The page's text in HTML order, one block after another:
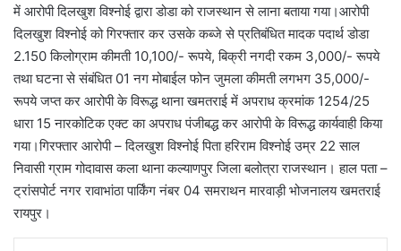
में आरोपी दिलखुश विश्नोई द्वारा डोडा को राजस्थान से लाना बताया गया।आरोपी
दिलखुश विश्नोई को गिरफ्तार कर उसके कब्जे से प्रतिबंधित मादक पदार्थ डोडा
2.150 किलोग्राम कीमती 10,100/- रूपये, बिक्री नगदी रकम 3,000/- रूपये
तथा घटना से संबंधित 01 नग मोबाईल फोन जुमला कीमती लगभग 35,000/-
रूपये जप्त कर आरोपी के विरूद्ध थाना खमतराई में अपराध क्रमांक 1254/25
धारा 15 नारकोटिक एक्ट का अपराध पंजीबद्ध कर आरोपी के विरूद्ध कार्यवाही किया
गया।गिरफ्तार आरोपी – दिलखुश विश्नोई पिता हरिराम विश्नोई उम्र 22 साल
निवासी ग्राम गोदावास कला थाना कल्याणपुर जिला बलोत्रा राजस्थान। हाल पता –
ट्रांसपोर्ट नगर रावाभांठा पार्किंग नंबर 04 समराथन मारवाड़ी भोजनालय खमतराई
रायपुर।